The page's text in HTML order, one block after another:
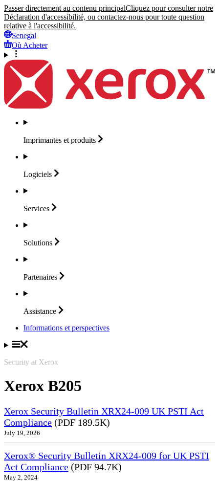
Passer directement au contenu principalCliquez pour consulter notre
Déclaration d'accessibilité, ou contactez-nous pour toute question
relative à l'accessibilité.
Senegal
Où Acheter
Imprimantes et produits
Logiciels
Services
Solutions
Partenaires
Assistance
Informations et perspectives
Security at Xerox
Xerox B205
Xerox Security Bulletin XRX24-009 UK PSTI Act
Compliance (PDF 189.5K)
July 19, 2026
Xerox® Security Bulletin XRX24-009 for UK PSTI
Act Compliance (PDF 94.7K)
May 2, 2024